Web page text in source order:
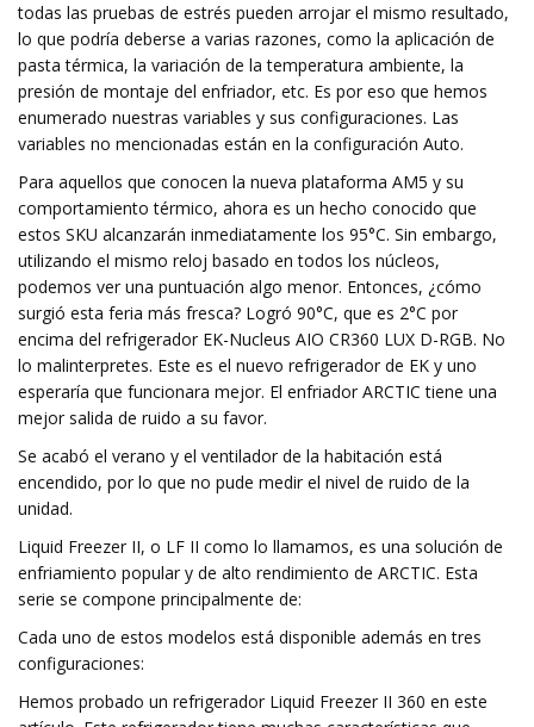
todas las pruebas de estrés pueden arrojar el mismo resultado,
lo que podría deberse a varias razones, como la aplicación de
pasta térmica, la variación de la temperatura ambiente, la
presión de montaje del enfriador, etc. Es por eso que hemos
enumerado nuestras variables y sus configuraciones. Las
variables no mencionadas están en la configuración Auto.
Para aquellos que conocen la nueva plataforma AM5 y su
comportamiento térmico, ahora es un hecho conocido que
estos SKU alcanzarán inmediatamente los 95°C. Sin embargo,
utilizando el mismo reloj basado en todos los núcleos,
podemos ver una puntuación algo menor. Entonces, ¿cómo
surgió esta feria más fresca? Logró 90°C, que es 2°C por
encima del refrigerador EK-Nucleus AIO CR360 LUX D-RGB. No
lo malinterpretes. Este es el nuevo refrigerador de EK y uno
esperaría que funcionara mejor. El enfriador ARCTIC tiene una
mejor salida de ruido a su favor.
Se acabó el verano y el ventilador de la habitación está
encendido, por lo que no pude medir el nivel de ruido de la
unidad.
Liquid Freezer II, o LF II como lo llamamos, es una solución de
enfriamiento popular y de alto rendimiento de ARCTIC. Esta
serie se compone principalmente de:
Cada uno de estos modelos está disponible además en tres
configuraciones:
Hemos probado un refrigerador Liquid Freezer II 360 en este